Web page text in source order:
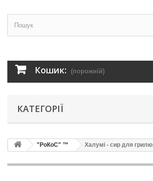
Кошик: (порожній)
КАТЕГОРІЇ
"РоКоС" ™ Халумі - сир для грилю